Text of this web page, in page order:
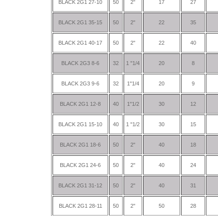
BLACK 2G1 27-10 50 2" 17 27
BLACK 2G1 35-15 50 2" 22 35
BLACK 2G1 40-17 50 2" 22 40
BLACK 2G3 8-6 32 1 "1/4 20 8
BLACK 2G3 9-6 32 1"1/4 20 9
BLACK 2G1 12-8 40 1"1/2 30 12
BLACK 2G1 15-10 40 1 "1/2 30 15
BLACK 2G1 18-6 50 2" 40 18
BLACK 2G1 24-6 50 2" 40 24
BLACK 2G1 31-12 50 2" 40 31
BLACK 2G1 28-11 50 2" 50 28